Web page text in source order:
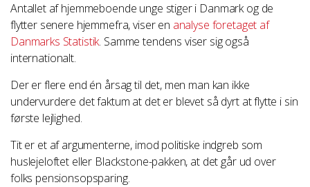
Antallet af hjemmeboende unge stiger i Danmark og de
flytter senere hjemmefra, viser en analyse foretaget af
Danmarks Statistik. Samme tendens viser sig også
internationalt.
Der er flere end én årsag til det, men man kan ikke
undervurdere det faktum at det er blevet så dyrt at flytte i sin
første lejlighed.
Tit er et af argumenterne, imod politiske indgreb som
huslejeloftet eller Blackstone-pakken, at det går ud over
folks pensionsopsparing.